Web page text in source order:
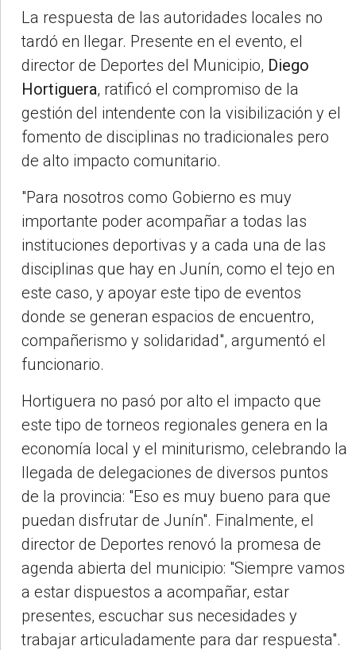
La respuesta de las autoridades locales no
tardó en llegar. Presente en el evento, el
director de Deportes del Municipio, Diego
Hortiguera, ratificó el compromiso de la
gestión del intendente con la visibilización y el
fomento de disciplinas no tradicionales pero
de alto impacto comunitario.
"Para nosotros como Gobierno es muy
importante poder acompañar a todas las
instituciones deportivas y a cada una de las
disciplinas que hay en Junín, como el tejo en
este caso, y apoyar este tipo de eventos
donde se generan espacios de encuentro,
compañerismo y solidaridad", argumentó el
funcionario.
Hortiguera no pasó por alto el impacto que
este tipo de torneos regionales genera en la
economía local y el miniturismo, celebrando la
llegada de delegaciones de diversos puntos
de la provincia: "Eso es muy bueno para que
puedan disfrutar de Junín". Finalmente, el
director de Deportes renovó la promesa de
agenda abierta del municipio: "Siempre vamos
a estar dispuestos a acompañar, estar
presentes, escuchar sus necesidades y
trabajar articuladamente para dar respuesta".